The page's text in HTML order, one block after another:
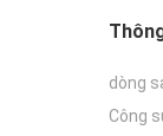
dòng
Công